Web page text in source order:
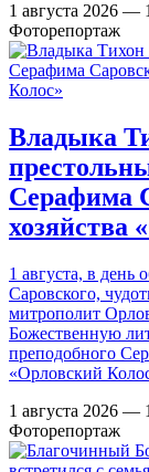
1 августа 2026 —
Фоторепортаж
Владыка
Серафима
хозяйства
1 августа, в
Саровского,
митрополит
Божественную
преподобного
«Орловский
1 августа 2026 —
Фоторепортаж